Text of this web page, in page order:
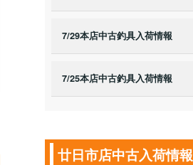
7/29本店中古釣具入荷情報
7/25本店中古釣具入荷情報
廿日市店中古入荷情報